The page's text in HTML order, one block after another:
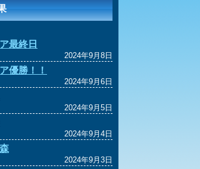
最終日
2024年9月8日
優勝！！
2024年9月6日
2024年9月5日
2024年9月4日
2024年9月3日